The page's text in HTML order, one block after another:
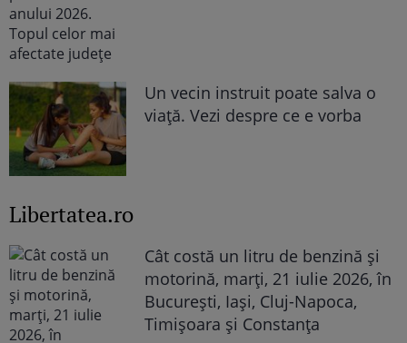
Un vecin instruit poate salva o
viață. Vezi despre ce e vorba
Libertatea.ro
Cât costă un litru de benzină și
motorină, marți, 21 iulie 2026, în
București, Iași, Cluj-Napoca,
Timișoara și Constanța